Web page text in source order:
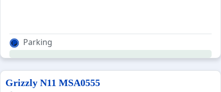
Parking
Grizzly N11 MSA0555